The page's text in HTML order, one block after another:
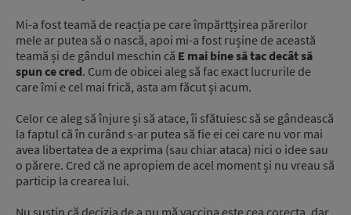
Mi-a fost teamă de reacția pe care împărtțșirea părerilor
mele ar putea să o nască, apoi mi-a fost rușine de această
teamă și de gândul meschin că E mai bine să tac decât să
spun ce cred. Cum de obicei aleg să fac exact lucrurile de
care îmi e cel mai frică, asta am făcut și acum.
Celor ce aleg să înjure și să atace, îi sfătuiesc să se gândească
la faptul că în curând s-ar putea să fie ei cei care nu vor mai
avea libertatea de a exprima (sau chiar ataca) nici o idee sau
o părere. Cred că ne apropiem de acel moment și nu vreau să
particip la crearea lui.